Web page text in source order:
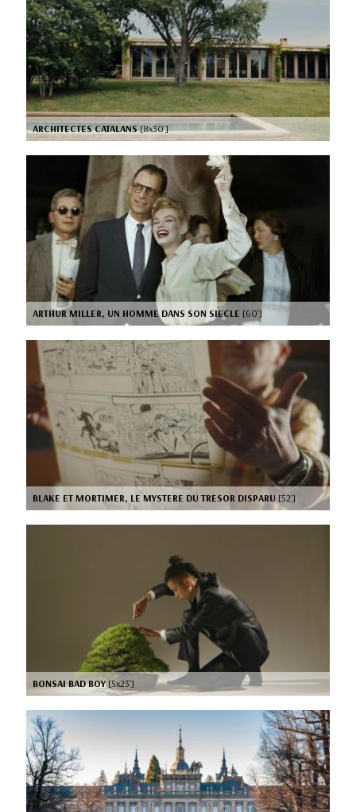
ARCHITECTES CATALANS[8x30’]
ARTHUR MILLER, UN HOMME DANS SON SIECLE [60’]
BLAKE ET MORTIMER, LE MYSTERE DU TRESOR DISPARU [52’]
BONSAI BAD BOY [5x23’]